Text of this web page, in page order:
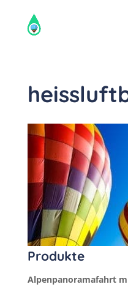
Produkte
Alpenpanoramafahrt